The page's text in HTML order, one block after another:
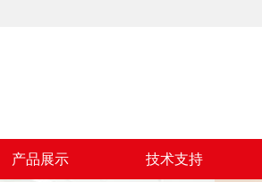
产品展示 技术支持